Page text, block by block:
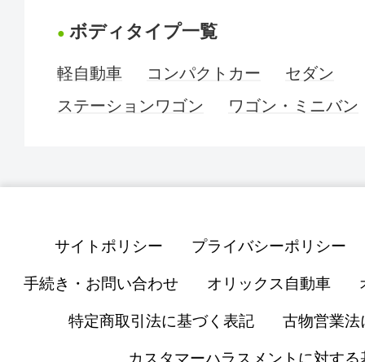
ボディタイプ一覧
軽自動車 コンパクトカー
セダン
ステーションワゴン
ワゴン・ミニバン
サイトポリシー プライバシーポリシー
手続き・お問い合わせ オリックス自動車
特定商取引法に基づく表記 古物営業法
カスタマーハラスメントに対する